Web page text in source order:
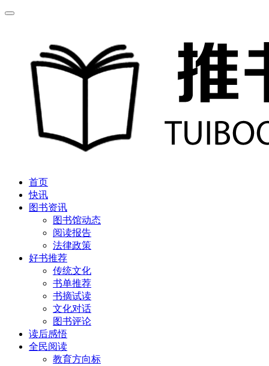
首页
快讯
图书资讯
图书馆动态
阅读报告
法律政策
好书推荐
传统文化
书单推荐
书摘试读
文化对话
图书评论
读后感悟
全民阅读
教育方向标